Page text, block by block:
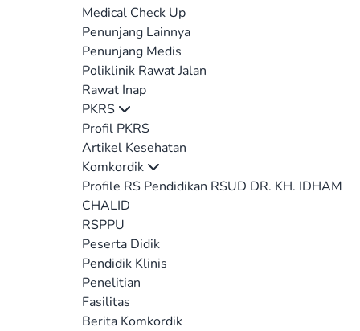
Medical Check Up
Penunjang Lainnya
Penunjang Medis
Poliklinik Rawat Jalan
Rawat Inap
PKRS
Profil PKRS
Artikel Kesehatan
Komkordik
Profile RS Pendidikan RSUD DR. KH. IDHAM
CHALID
RSPPU
Peserta Didik
Pendidik Klinis
Penelitian
Fasilitas
Berita Komkordik